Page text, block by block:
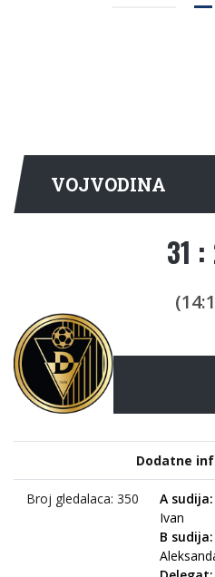
VOJVODINA
31 :
Dodatne
Broj gledalaca: 350 A sudija:
Ivan
B sudija: